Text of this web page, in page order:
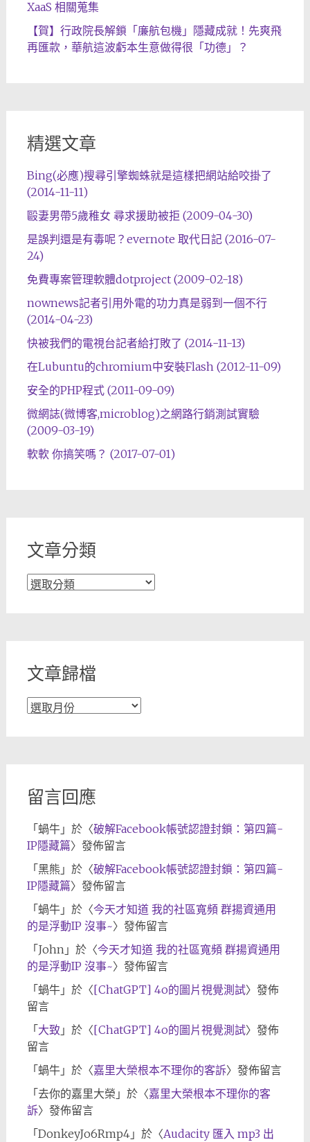
XaaS 相關蒐集
【賀】行政院長解鎖「廉航包機」隱藏成就！先爽飛
再匯款，華航這波虧本生意做得很「功德」？
精選文章
Bing(必應)搜尋引擎蜘蛛就是這樣把網站給咬掛了
(2014-11-11)
毆妻男帶5歲稚女 尋求援助被拒 (2009-04-30)
是誤判還是有毒呢？evernote 取代日記 (2016-07-
24)
免費專案管理軟體dotproject (2009-02-18)
nownews記者引用外電的功力真是弱到一個不行
(2014-04-23)
快被我們的電視台記者給打敗了 (2014-11-13)
在Lubuntu的chromium中安裝Flash (2012-11-09)
安全的PHP程式 (2011-09-09)
微網誌(微博客,microblog)之網路行銷測試實驗
(2009-03-19)
軟軟 你搞笑嗎？ (2017-07-01)
文章分類
文
文章歸檔
文
留言回應
「蝸牛」於〈破解Facebook帳號認證封鎖：第四篇-
IP隱藏篇〉發佈留言
「黑熊 」於〈破解Facebook帳號認證封鎖：第四篇-
IP隱藏篇〉發佈留言
「蝸牛」於〈今天才知道 我的社區寬頻 群揚資通用
的是浮動IP 沒事~〉發佈留言
「John 」於〈今天才知道 我的社區寬頻 群揚資通用
的是浮動IP 沒事~〉發佈留言
「蝸牛」於〈[ChatGPT] 4o的圖片視覺測試〉發佈
留言
「大致 」於〈[ChatGPT] 4o的圖片視覺測試〉發佈
留言
「蝸牛」於〈嘉里大榮根本不理你的客訴〉發佈留言
「去你的嘉里大榮 」於〈嘉里大榮根本不理你的客
訴〉發佈留言
「DonkeyJo6Rmp4」於〈Audacity 匯入 mp3 出